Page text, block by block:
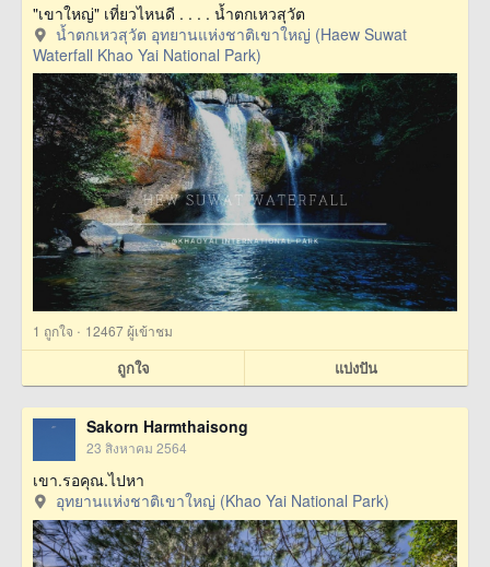
"เขาใหญ่" เที่ยวไหนดี . . . . น้ำตกเหวสุวัต
น้ำตกเหวสุวัต อุทยานแห่งชาติเขาใหญ่ (Haew Suwat
Waterfall Khao Yai National Park)
1 ถูกใจ · 12467 ผู้เข้าชม
ถูกใจ แบ่งปัน
Sakorn Harmthaisong
23 สิงหาคม 2564
เขา.รอคุณ.ไปหา
อุทยานแห่งชาติเขาใหญ่ (Khao Yai National Park)